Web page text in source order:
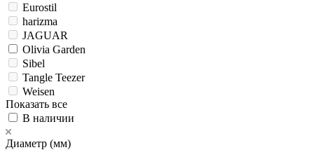
Eurostil
harizma
JAGUAR
Olivia Garden
Sibel
Tangle Teezer
Weisen
Показать все
В наличии
Диаметр (мм)